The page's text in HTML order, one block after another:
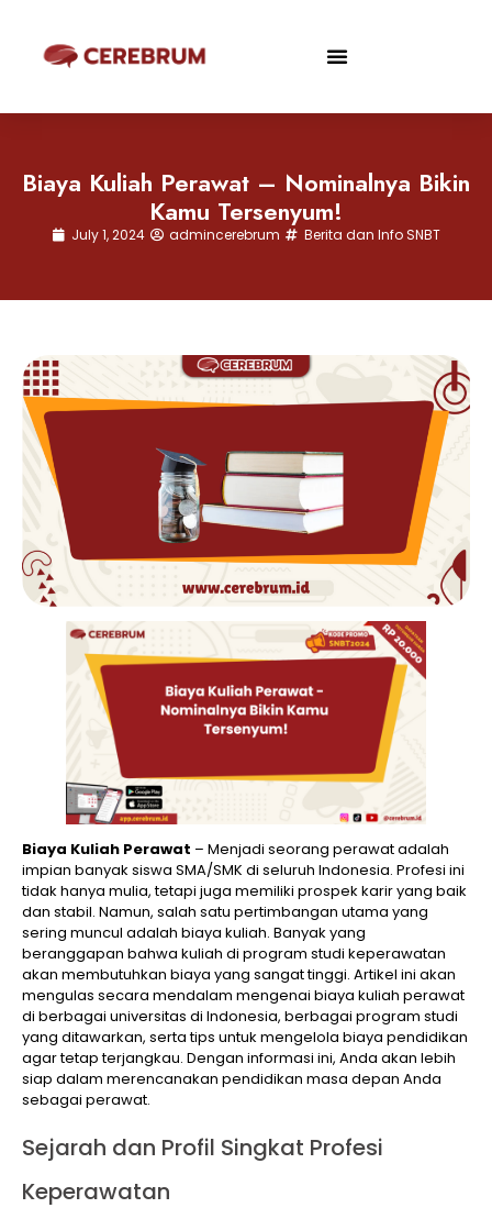
Biaya Kuliah Perawat – Nominalnya Bikin
Kamu Tersenyum!
July 1, 2024 admincerebrum Berita dan Info SNBT
Biaya Kuliah Perawat – Menjadi seorang perawat adalah
impian banyak siswa SMA/SMK di seluruh Indonesia. Profesi ini
tidak hanya mulia, tetapi juga memiliki prospek karir yang baik
dan stabil. Namun, salah satu pertimbangan utama yang
sering muncul adalah biaya kuliah. Banyak yang
beranggapan bahwa kuliah di program studi keperawatan
akan membutuhkan biaya yang sangat tinggi. Artikel ini akan
mengulas secara mendalam mengenai biaya kuliah perawat
di berbagai universitas di Indonesia, berbagai program studi
yang ditawarkan, serta tips untuk mengelola biaya pendidikan
agar tetap terjangkau. Dengan informasi ini, Anda akan lebih
siap dalam merencanakan pendidikan masa depan Anda
sebagai perawat.
Sejarah dan Profil Singkat Profesi
Keperawatan